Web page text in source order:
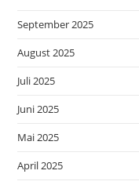
September 2025
August 2025
Juli 2025
Juni 2025
Mai 2025
April 2025